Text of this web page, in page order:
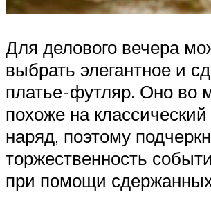
Для делового вечера
выбрать элегантное и
платье-футляр. Оно во
похоже на
наряд, поэтому
торжественность
при помощи